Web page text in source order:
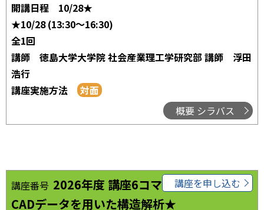
開講日程
10/28★
★10/28 (13:30～16:30)
全1回
講師
徳島大学大学院 社会産業理工学研究部 講師 浮田
浩行
講座実施方法
概要 シラバス
講座番号 2026年度 講座6コマ05
CADデータを用いた構造解析★
講座を申し込む